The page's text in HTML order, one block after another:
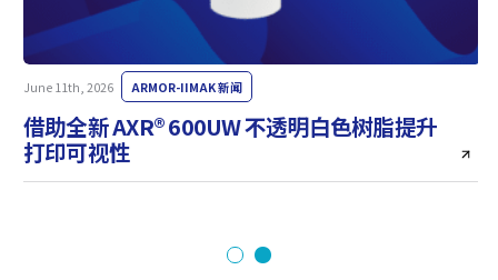
June 11th, 2026 ARMOR-IIMAK 新闻
借助全新 AXR® 600UW 不透明白色树脂提升
打印可视性